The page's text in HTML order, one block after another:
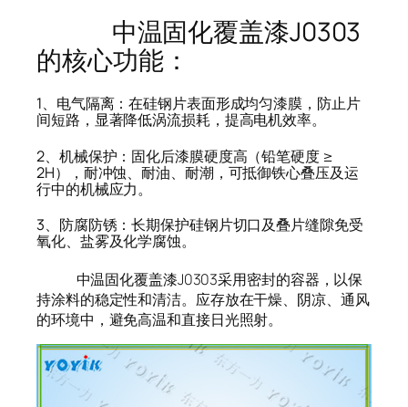
中温固化覆盖漆J0303
的核心功能：
1、电气隔离：在硅钢片表面形成均匀漆膜，防止片
间短路，显著降低涡流损耗，提高电机效率。
2、机械保护：固化后漆膜硬度高（铅笔硬度 ≥
2H），耐冲蚀、耐油、耐潮，可抵御铁心叠压及运
行中的机械应力。
3、防腐防锈：长期保护硅钢片切口及叠片缝隙免受
氧化、盐雾及化学腐蚀。
中温固化覆盖漆J0303采用密封的容器，以保
持涂料的稳定性和清洁。应存放在干燥、阴凉、通风
的环境中，避免高温和直接日光照射。